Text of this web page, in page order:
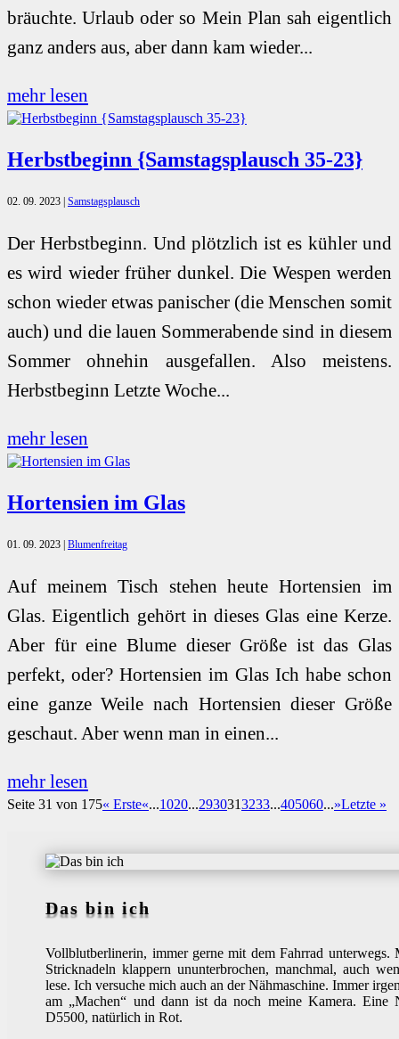
bräuchte. Urlaub oder so Mein Plan sah eigentlich
ganz anders aus, aber dann kam wieder...
mehr lesen
Herbstbeginn {Samstagsplausch 35-23}
02. 09. 2023 Samstagsplausch
Der Herbstbeginn. Und plötzlich ist es kühler und
es wird wieder früher dunkel. Die Wespen werden
schon wieder etwas panischer (die Menschen somit
auch) und die lauen Sommerabende sind in diesem
Sommer ohnehin ausgefallen. Also meistens.
Herbstbeginn Letzte Woche...
mehr lesen
Hortensien im Glas
01. 09. 2023 Blumenfreitag
Auf meinem Tisch stehen heute Hortensien im
Glas. Eigentlich gehört in dieses Glas eine Kerze.
Aber für eine Blume dieser Größe ist das Glas
perfekt, oder? Hortensien im Glas Ich habe schon
eine ganze Weile nach Hortensien dieser Größe
geschaut. Aber wenn man in einen...
mehr lesen
Seite 31 von 175« Erste«...1020...2930313233...405060...»Letzte »
Das bin ich
Vollblutberlinerin, immer gerne mit dem Fahrrad unterwegs.
Stricknadeln klappern ununterbrochen, manchmal, auch
lese. Ich versuche mich auch an der Nähmaschine. Immer
am „Machen“ und dann ist da noch meine Kamera. Eine
D5500, natürlich in Rot.